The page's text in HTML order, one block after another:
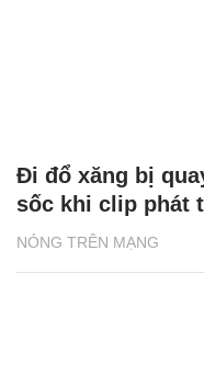
NÓNG TRÊN MẠNG
Đi đổ xăng bị
sốc khi clip phát